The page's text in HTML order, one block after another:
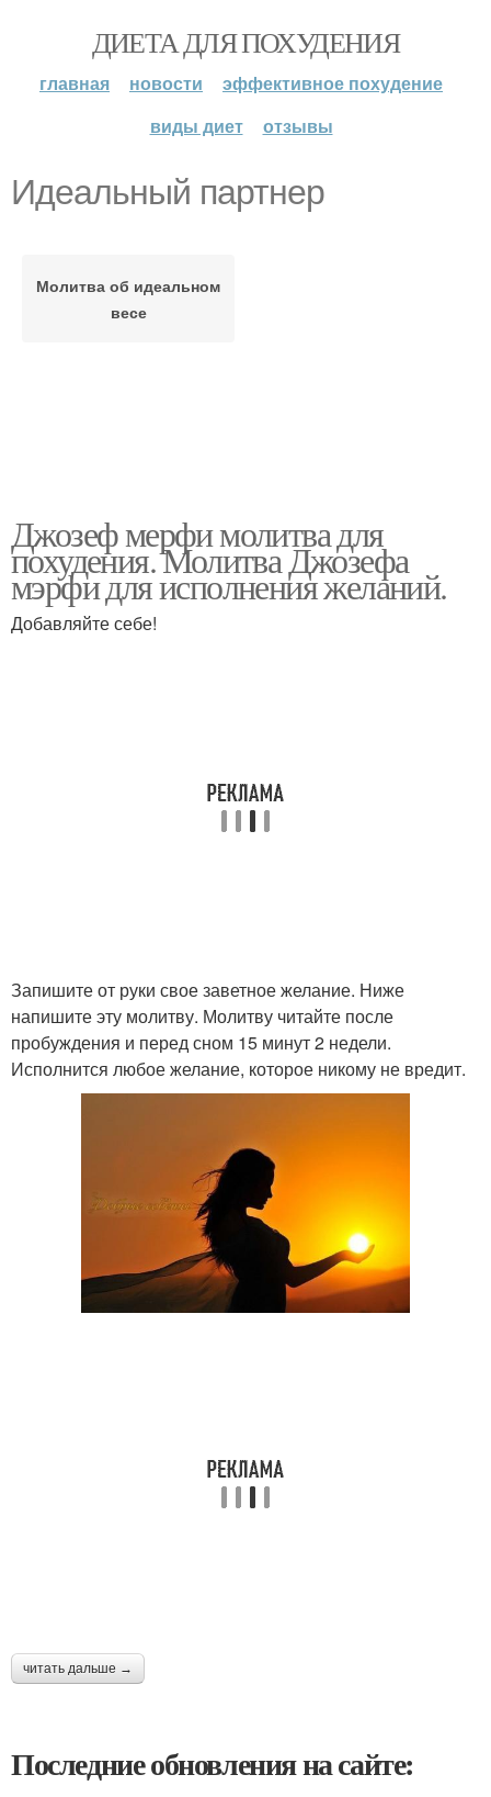
ДИЕТА ДЛЯ ПОХУДЕНИЯ
главная новости
эффективное похудение
виды диет
отзывы
Идеальный партнер
Молитва об идеальном
весе
Джозеф мерфи молитва для
похудения. Молитва Джозефа
мэрфи для исполнения желаний.
Добавляйте себе!
Запишите от руки свое заветное желание. Ниже
напишите эту молитву. Молитву читайте после
пробуждения и перед сном 15 минут 2 недели.
Исполнится любое желание, которое никому не вредит.
читать дальше →
Последние обновления на сайте: